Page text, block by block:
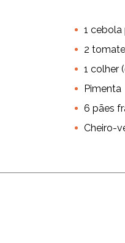
Prato Principal1 cebola
2
1 colher
Pimenta
6 pães
Cheiro-